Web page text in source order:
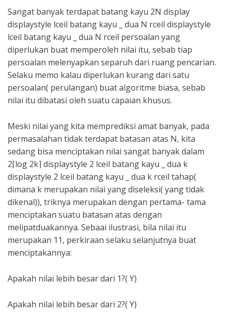
Sangat banyak terdapat batang kayu 2⁡N display
displaystyle lceil batang kayu _ dua N rceil displaystyle
lceil batang kayu _ dua N rceil persoalan yang
diperlukan buat memperoleh nilai itu, sebab tiap
persoalan melenyapkan separuh dari ruang pencarian.
Selaku memo kalau diperlukan kurang dari satu
persoalan( perulangan) buat algoritme biasa, sebab
nilai itu dibatasi oleh suatu capaian khusus.
Meski nilai yang kita memprediksi amat banyak, pada
permasalahan tidak terdapat batasan atas N, kita
sedang bisa menciptakan nilai sangat banyak dalam
2⌈log 2⁡k⌉ displaystyle 2 lceil batang kayu _ dua k
displaystyle 2 lceil batang kayu _ dua k rceil tahap(
dimana k merupakan nilai yang diseleksi( yang tidak
dikenal)), triknya merupakan dengan pertama- tama
menciptakan suatu batasan atas dengan
melipatduakannya. Sebaai ilustrasi, bila nilai itu
merupakan 11, perkiraan selaku selanjutnya buat
menciptakannya:
Apakah nilai lebih besar dari 1?( Y)
Apakah nilai lebih besar dari 2?( Y)